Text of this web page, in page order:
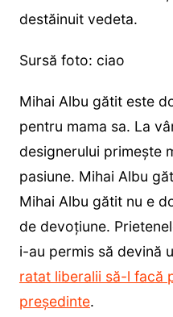
destăinuit vedeta.
Sursă foto: ciao
Mihai Albu gătit este
pentru mama sa. La
designerului primește
pasiune. Mihai Albu
Mihai Albu gătit nu e
de devoțiune.
i-au permis să devină
ratat liberalii să-l facă
președinte.